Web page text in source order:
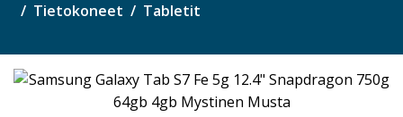
Tietokoneet Tabletit